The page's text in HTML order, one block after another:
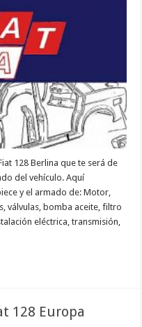
128 Berlina que te será de
del vehículo. Aquí
y el armado de: Motor,
válvulas, bomba aceite, filtro
eléctrica, transmisión,
128 Europa